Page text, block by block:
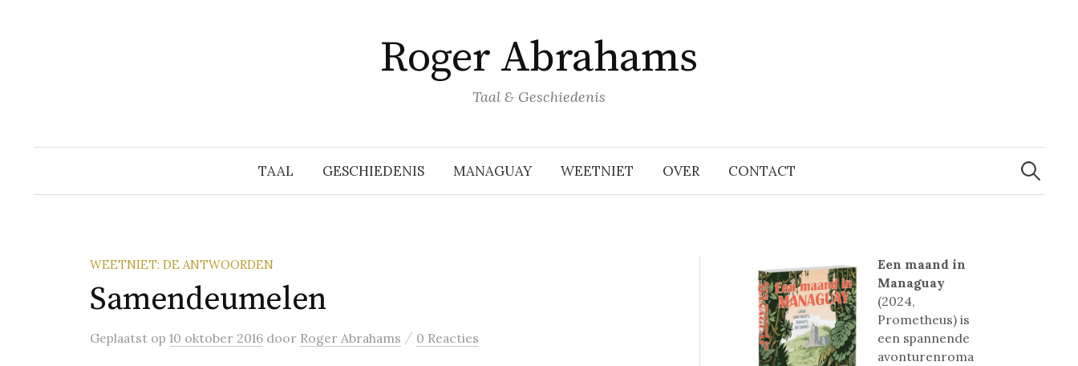
Roger Abrahams
Taal & Geschiedenis
TAAL GESCHIEDENIS MANAGUAY WEETNIET OVER CONTACT
Zoeken
naar:
WEETNIET: DE ANTWOORDEN
Samendeumelen
Geplaatst op 10 oktober 2016 door Roger Abrahams / 0 Reacties
Een maand in
Managuay
(2024,
Prometheus) is
een spannende
avonturenroma